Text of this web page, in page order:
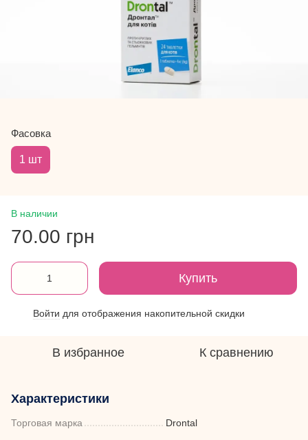
Фасовка
1 шт
В наличии
70.00 грн
Купить
Войти для отображения накопительной скидки
В избранное К сравнению
Характеристики
Торговая марка Drontal